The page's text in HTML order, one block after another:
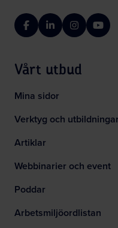
FacebookLinkedInInstagram
Vårt utbud
Mina sidor
Verktyg och utbildningar
Artiklar
Webbinarier och event
Poddar
Arbetsmiljöordlistan